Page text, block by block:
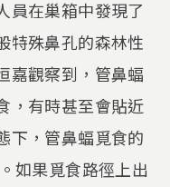
員在巢箱中發現了
特殊鼻孔的森林性
嘉觀察到，管鼻蝠
，有時甚至會貼近
下，管鼻蝠覓食的
如果覓食路徑上出